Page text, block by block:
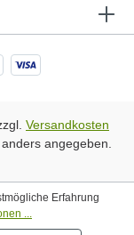
Versandkosten
angegeben.
Erfahrung
...